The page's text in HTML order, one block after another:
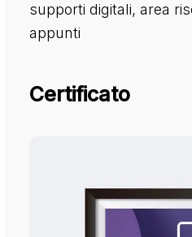
supporti digitali, area
appunti
Certificato